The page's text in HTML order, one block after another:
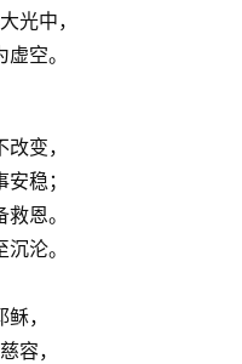
光中，
空。
变，
稳；
恩。
沦。
，
容，